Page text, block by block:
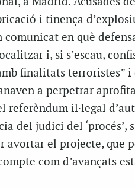
i tinença
en què
i, si s’escau,
finalitats terroristes”
a perpetrar
referèndum il·legal
del judici del ‘procés’,
el projecte, que
com d’avançats